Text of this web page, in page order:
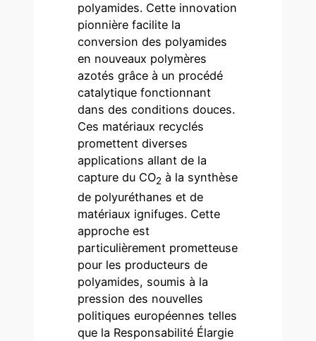
polyamides. Cette innovation
pionnière facilite la
conversion des polyamides
en nouveaux polymères
azotés grâce à un procédé
catalytique fonctionnant
dans des conditions douces.
Ces matériaux recyclés
promettent diverses
applications allant de la
capture du CO2 à la synthèse
de polyuréthanes et de
matériaux ignifuges. Cette
approche est
particulièrement prometteuse
pour les producteurs de
polyamides, soumis à la
pression des nouvelles
politiques européennes telles
que la Responsabilité Élargie